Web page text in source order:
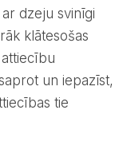
dzeju svinīgi
klātesošas
un iepazīst,
tie